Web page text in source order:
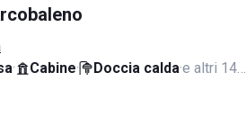
· Cabine· Doccia calda·e altri 14…